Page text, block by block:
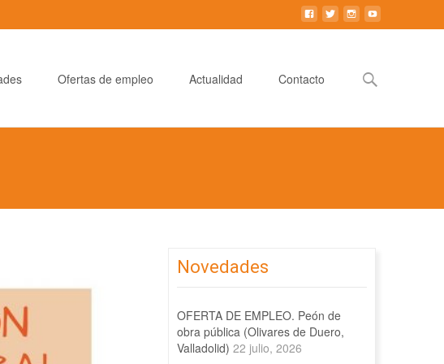
Ofertas de empleo Actualidad Contacto
Buscar:
Novedades
OFERTA DE EMPLEO. Peón de
obra pública (Olivares de Duero,
Valladolid) 22 julio, 2026